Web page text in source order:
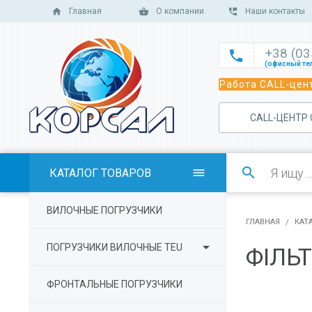
Главная О компании Наши контакты
 +38
(офисный

(офисный
 (офисный


Работа CALL-
САLL-ЦЕНТР
КАТАЛОГ ТОВАРОВ 
ВИЛОЧНЫЕ ПОГРУЗЧИКИ
ПОГРУЗЧИКИ ВИЛОЧНЫЕ TEU 
ФРОНТАЛЬНЫЕ ПОГРУЗЧИКИ
ГЛАВНАЯ